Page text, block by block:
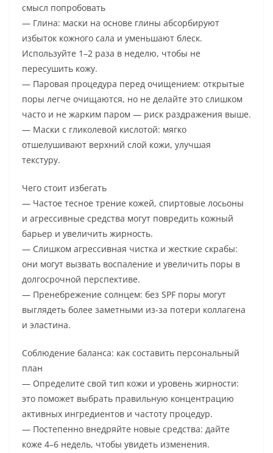
смысл попробовать
— Глина: маски на основе глины абсорбируют
избыток кожного сала и уменьшают блеск.
Используйте 1–2 раза в неделю, чтобы не
пересушить кожу.
— Паровая процедура перед очищением: открытые
поры легче очищаются, но не делайте это слишком
часто и не жарким паром — риск раздражения выше.
— Маски с гликолевой кислотой: мягко
отшелушивают верхний слой кожи, улучшая
текстуру.
Чего стоит избегать
— Частое тесное трение кожей, спиртовые лосьоны
и агрессивные средства могут повредить кожный
барьер и увеличить жирность.
— Слишком агрессивная чистка и жесткие скрабы:
они могут вызвать воспаление и увеличить поры в
долгосрочной перспективе.
— Пренебрежение солнцем: без SPF поры могут
выглядеть более заметными из-за потери коллагена
и эластина.
Соблюдение баланса: как составить персональный
план
— Определите свой тип кожи и уровень жирности:
это поможет выбрать правильную концентрацию
активных ингредиентов и частоту процедур.
— Постепенно внедряйте новые средства: дайте
коже 4–6 недель, чтобы увидеть изменения.